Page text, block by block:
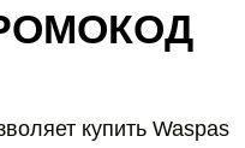
купить Waspas